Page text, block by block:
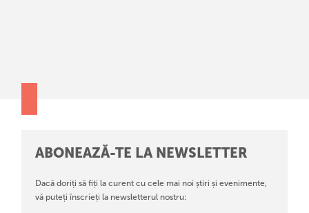
ABONEAZĂ-TE LA NEWSLETTER
Dacă doriți să fiți la curent cu cele mai noi știri și evenimente,
vă puteți înscrieți la newsletterul nostru: